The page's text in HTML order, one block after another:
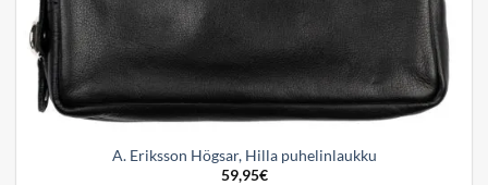
A. Eriksson Högsar, Hilla puhelinlaukku
59,95€